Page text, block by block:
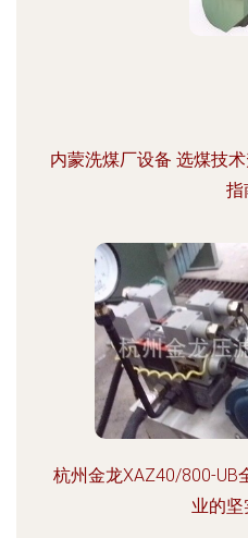
内蒙洗煤厂设备 选煤技
指
杭州金龙XAZ40/800-UB
业的